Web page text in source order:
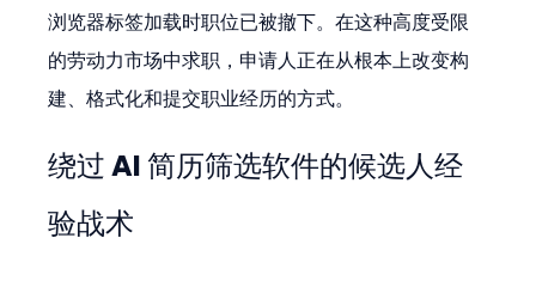
浏览器标签加载时职位已被撤下。在这种高度受限
的劳动力市场中求职，申请人正在从根本上改变构
建、格式化和提交职业经历的方式。
绕过 AI 简历筛选软件的候选人经
验战术